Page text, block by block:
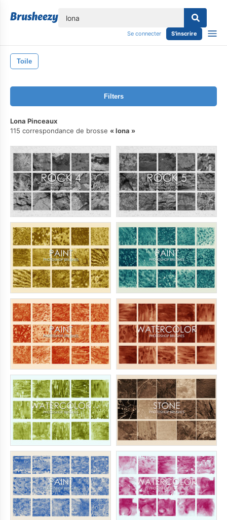
Se connecter S'inscrire
Toile
Filters
Lona Pinceaux
115 correspondance de brosse
lona